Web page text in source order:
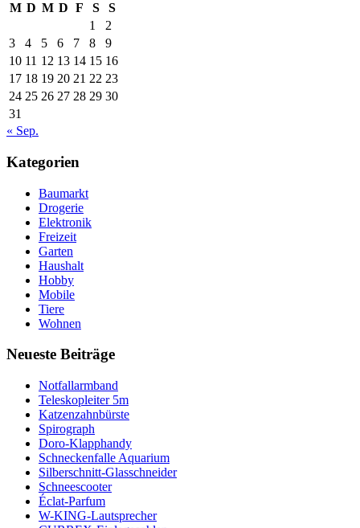
M D M D F S
S
1
2
3
4 5 6 7 8
9
10 11 12 13 14 15 16
17 18 19 20 21 22 23
24 25 26 27 28 29 30
31
« Sep.
Kategorien
Baumarkt
Drogerie
Elektronik
Freizeit
Garten
Haushalt
Hobby
Mobile
Tiere
Wohnen
Neueste Beiträge
Notfallarmband
Teleskopleiter 5m
Katzenzahnbürste
Spirograph
Doro-Klapphandy
Schneckenfalle Aquarium
Silberschnitt-Glasschneider
Schneescooter
Éclat-Parfum
W-KING-Lautsprecher